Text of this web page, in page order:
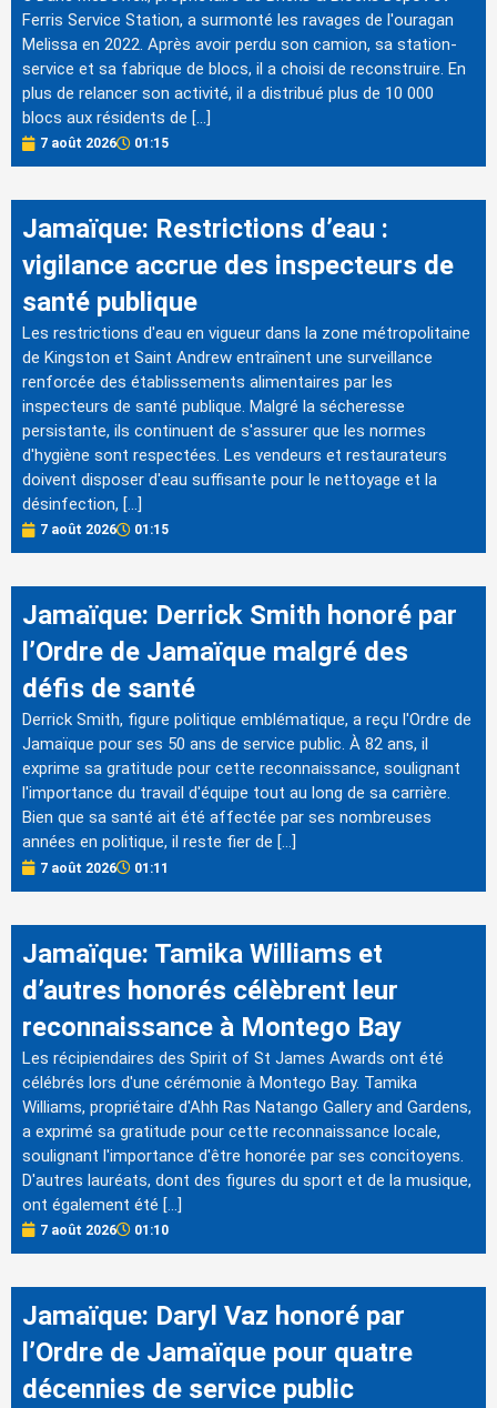
Ferris Service Station, a surmonté les ravages de l'ouragan
Melissa en 2022. Après avoir perdu son camion, sa station-
service et sa fabrique de blocs, il a choisi de reconstruire. En
plus de relancer son activité, il a distribué plus de 10 000
blocs aux résidents de […]
7 août 2026 01:15
Jamaïque: Restrictions d’eau :
vigilance accrue des inspecteurs de
santé publique
Les restrictions d'eau en vigueur dans la zone métropolitaine
de Kingston et Saint Andrew entraînent une surveillance
renforcée des établissements alimentaires par les
inspecteurs de santé publique. Malgré la sécheresse
persistante, ils continuent de s'assurer que les normes
d'hygiène sont respectées. Les vendeurs et restaurateurs
doivent disposer d'eau suffisante pour le nettoyage et la
désinfection, […]
7 août 2026 01:15
Jamaïque: Derrick Smith honoré par
l’Ordre de Jamaïque malgré des
défis de santé
Derrick Smith, figure politique emblématique, a reçu l'Ordre de
Jamaïque pour ses 50 ans de service public. À 82 ans, il
exprime sa gratitude pour cette reconnaissance, soulignant
l'importance du travail d'équipe tout au long de sa carrière.
Bien que sa santé ait été affectée par ses nombreuses
années en politique, il reste fier de […]
7 août 2026 01:11
Jamaïque: Tamika Williams et
d’autres honorés célèbrent leur
reconnaissance à Montego Bay
Les récipiendaires des Spirit of St James Awards ont été
célébrés lors d'une cérémonie à Montego Bay. Tamika
Williams, propriétaire d'Ahh Ras Natango Gallery and Gardens,
a exprimé sa gratitude pour cette reconnaissance locale,
soulignant l'importance d'être honorée par ses concitoyens.
D'autres lauréats, dont des figures du sport et de la musique,
ont également été […]
7 août 2026 01:10
Jamaïque: Daryl Vaz honoré par
l’Ordre de Jamaïque pour quatre
décennies de service public